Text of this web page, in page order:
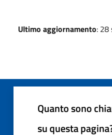
Ultimo aggiornamento:
Quanto sono
su questa